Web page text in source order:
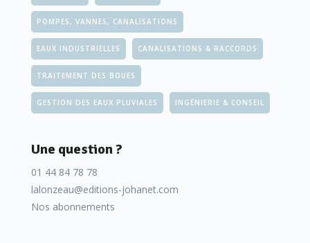
POMPES, VANNES, CANALISATIONS
EAUX INDUSTRIELLES CANALISATIONS & RACCORDS
TRAITEMENT DES BOUES
GESTION DES EAUX PLUVIALES INGÉNIERIE & CONSEIL
Une question ?
01 44 84 78 78
lalonzeau@editions-johanet.com
Nos abonnements